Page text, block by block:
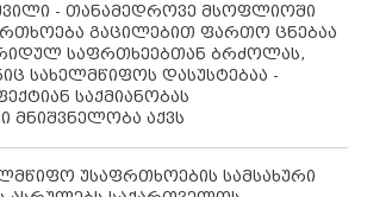
- თანამედროვე მსოფლიოში
გაცილებით ფართო ცნებაა
საფრთხეებთან ბრძოლას,
სახელმწიფოს დასუსტებაა -
საქმიანობას
მნიშვნელობა აქვს
უსაფრთხოების სამსახური